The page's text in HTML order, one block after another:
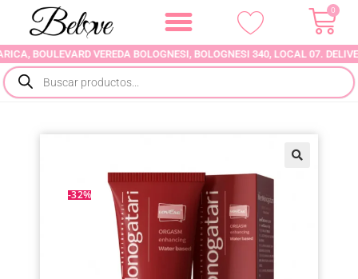
0
BOULEVARD VEREDA BOLOGNESI, BOLOGNESI 340, LOCAL 07.
-32%